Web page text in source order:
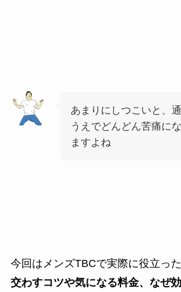
あまりにしつこいと、
うえでどんどん苦痛に
ますよね
今回はメンズTBCで実際に役立った
交わすコツや気になる料金、なぜ